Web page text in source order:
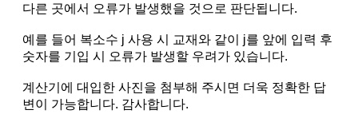
다른 곳에서 오류가 발생했을 것으로 판단됩니다.
예를 들어 복소수 j 사용 시 교재와 같이 j를 앞에 입력 후
숫자를 기입 시 오류가 발생할 우려가 있습니다.
계산기에 대입한 사진을 첨부해 주시면 더욱 정확한 답
변이 가능합니다. 감사합니다.